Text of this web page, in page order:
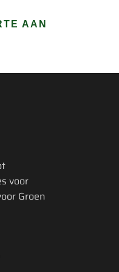
AAN
voor
Groen